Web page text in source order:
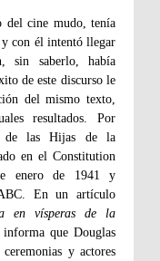
del cine mudo, tenía
y con él intentó llegar
sin saberlo, había
de este discurso le
del mismo texto,
resultados. Por
de las Hijas de la
en el Constitution
enero de 1941 y
En un artículo
en vísperas de la
que Douglas
y actores